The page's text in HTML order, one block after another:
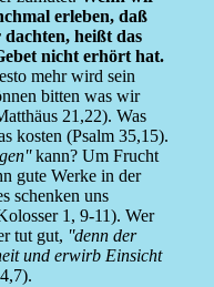
erleben, daß
heißt das
nicht erhört hat.
mehr wird sein
bitten was wir
21,22). Was
kosten (Psalm 35,15).
kann? Um Frucht
gute Werke in der
schenken uns
1, 9-11). Wer
tut gut, ''denn der
und erwirb Einsicht